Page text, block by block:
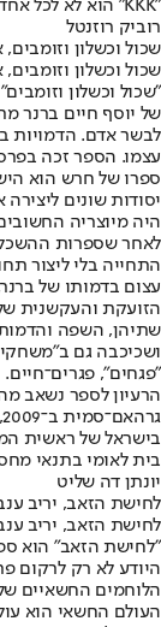
"KKK" הוא לא לכל אחד, אבל מי שיתחברו - יבינו עד כמה הוא מיוחד.
רוביק רוזנטל
שכול וכשלון
שכול וכשלון
"שכול וכשלון
של יוסף חיים ברנר
לבשר אדם. הדמויות
עצמו. הספר זכה בפרס
ספרו של חרש הוא
יסודות שונים
היה מיוצריה
לאחר שספרות
התחייה בלי ליצור
עצום בדמותו של
הזועקת והעקשנית
שתיהן, השפה
ושכיכבה גם
"פגחים", פגרים־חיים.
הרעיון לספר נשאב
בית לאומי בתנאי
יונתן דה שליט
לחישת הזאב, יריב
לחישת הזאב, יריב
"לחישת הזאב" הוא
היודע לא רק לרקום
הלוחמים החשאיים
העולם החשאי הוא